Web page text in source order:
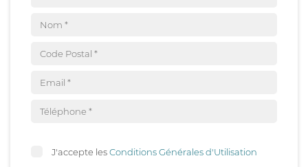
J'accepte lesConditions Générales d'Utilisation